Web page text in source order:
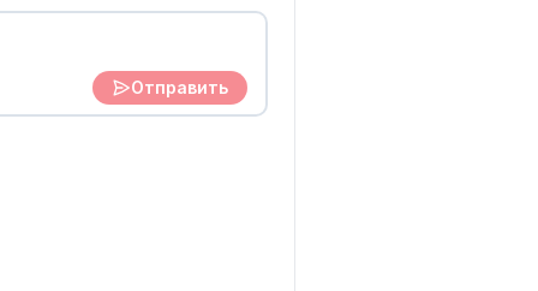
Отправить